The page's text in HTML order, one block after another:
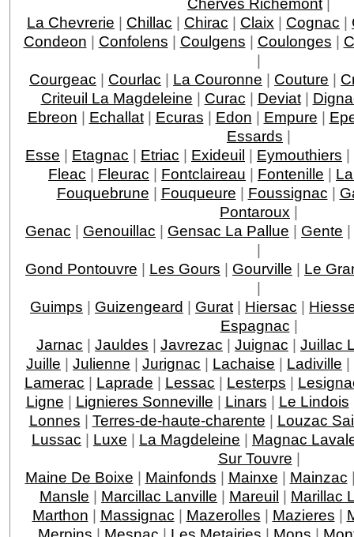
La Chevrerie | Chillac | Chirac | Claix | Cognac |
Condeon | Confolens | Coulgens | Coulonges |
|
Courgeac | Courlac | La Couronne | Couture |
Criteuil La Magdeleine | Curac | Deviat|
Ebreon | Echallat| Ecuras | Edon | Empure |
Essards |
Esse | Etagnac | Etriac | Exideuil | Eymouthiers |
Fleac | Fleurac | Fontclaireau | Fontenille |
Fouquebrune | Fouqueure | Foussignac |
Pontaroux |
Genac | Genouillac | Gensac La Pallue | Gente |
|
Gond Pontouvre | Les Gours | Gourville | Le
|
Guimps | Guizengeard | Gurat | Hiersac |
Espagnac |
Jarnac | Jauldes | Javrezac | Juignac | Juillac
Juille | Julienne | Jurignac | Lachaise | Ladiville |
Lamerac | Laprade | Lessac | Lesterps |
Ligne | Lignieres Sonneville | Linars | Le Lindois
Lonnes | Terres-de-haute-charente | Louzac
Lussac | Luxe | La Magdeleine | Magnac
Sur Touvre |
Maine De Boixe | Mainfonds | Mainxe | Mainzac
Mansle | Marcillac Lanville | Mareuil | Marillac
Marthon | Massignac | Mazerolles | Mazieres |